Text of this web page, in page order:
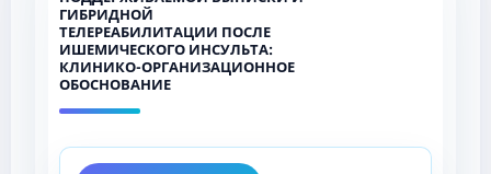
ГИБРИДНОЙ
ТЕЛЕРЕАБИЛИТАЦИИ ПОСЛЕ
ИШЕМИЧЕСКОГО ИНСУЛЬТА:
КЛИНИКО-ОРГАНИЗАЦИОННОЕ
ОБОСНОВАНИЕ